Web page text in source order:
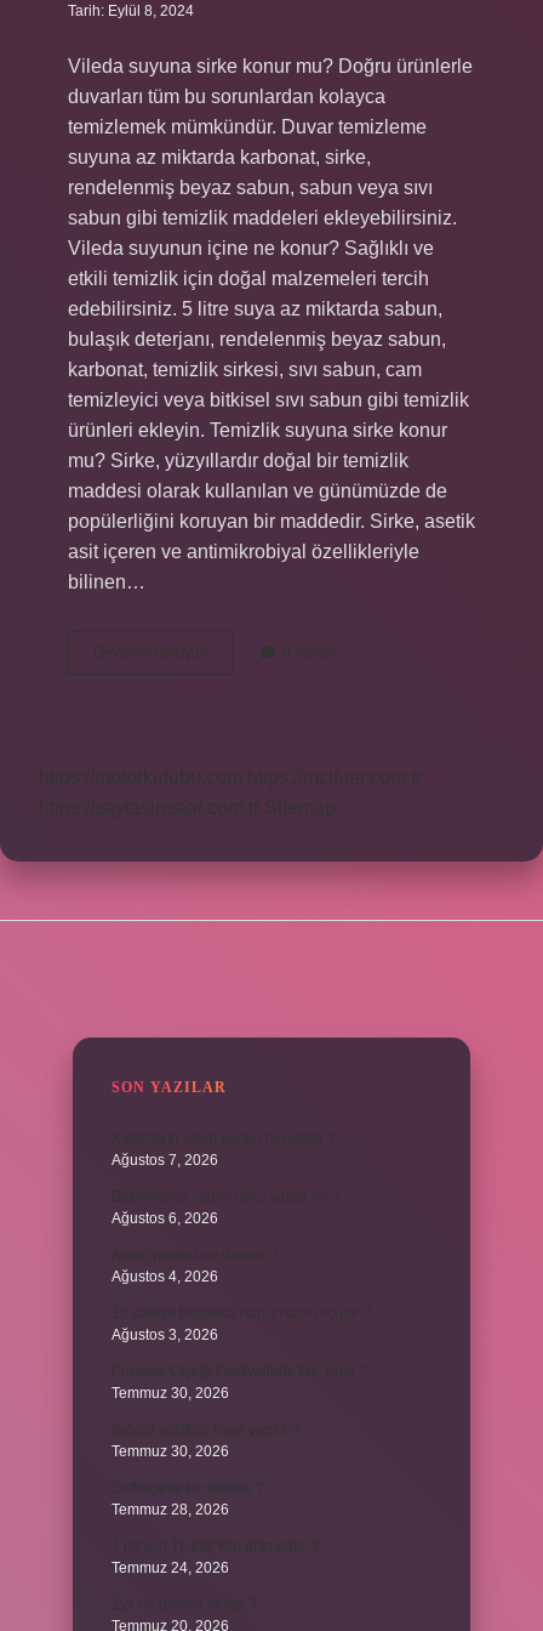
Tarih: Eylül 8, 2024
Vileda suyuna sirke konur mu? Doğru ürünlerle
duvarları tüm bu sorunlardan kolayca
temizlemek mümkündür. Duvar temizleme
suyuna az miktarda karbonat, sirke,
rendelenmiş beyaz sabun, sabun veya sıvı
sabun gibi temizlik maddeleri ekleyebilirsiniz.
Vileda suyunun içine ne konur? Sağlıklı ve
etkili temizlik için doğal malzemeleri tercih
edebilirsiniz. 5 litre suya az miktarda sabun,
bulaşık deterjanı, rendelenmiş beyaz sabun,
karbonat, temizlik sirkesi, sıvı sabun, cam
temizleyici veya bitkisel sıvı sabun gibi temizlik
ürünleri ekleyin. Temizlik suyuna sirke konur
mu? Sirke, yüzyıllardır doğal bir temizlik
maddesi olarak kullanılan ve günümüzde de
popülerliğini koruyan bir maddedir. Sirke, asetik
asit içeren ve antimikrobiyal özellikleriyle
bilinen…
Devamını okuyun
Suyuna
6 Yorum
https://motorkulubu.com
https://mcifuar.com.tr
https://saytasinsaat.com.tr
Sitemap
SON YAZILAR
Ağustos 7, 2026
Ağustos 6, 2026
Ağustos 4, 2026
Ağustos 3, 2026
Temmuz 30, 2026
Temmuz 30, 2026
Temmuz 28, 2026
Temmuz 24, 2026
Temmuz 20, 2026